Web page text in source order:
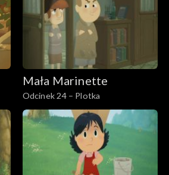
Mała Marinette
Odcinek 24 – Plotka